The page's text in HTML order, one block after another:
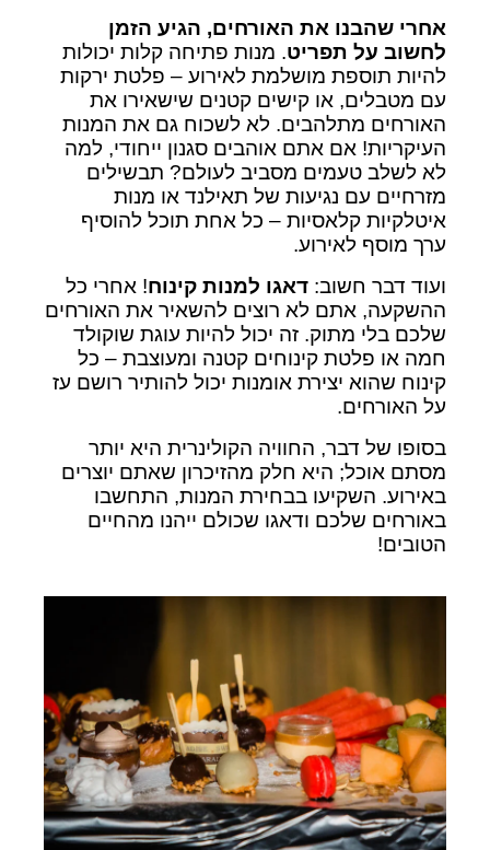
אחרי שהבנו את האורחים, הגיע הזמן
לחשוב על תפריט. מנות פתיחה קלות יכולות
להיות תוספת מושלמת לאירוע – פלטת ירקות
עם מטבלים, או קישים קטנים שישאירו את
האורחים מתלהבים. לא לשכוח גם את המנות
העיקריות! אם אתם אוהבים סגנון ייחודי, למה
לא לשלב טעמים מסביב לעולם? תבשילים
מזרחיים עם נגיעות של תאילנד או מנות
איטלקיות קלאסיות – כל אחת תוכל להוסיף
ערך מוסף לאירוע.
ועוד דבר חשוב: דאגו למנות קינוח! אחרי כל
ההשקעה, אתם לא רוצים להשאיר את האורחים
שלכם בלי מתוק. זה יכול להיות עוגת שוקולד
חמה או פלטת קינוחים קטנה ומעוצבת – כל
קינוח שהוא יצירת אומנות יכול להותיר רושם עז
על האורחים.
בסופו של דבר, החוויה הקולינרית היא יותר
מסתם אוכל; היא חלק מהזיכרון שאתם יוצרים
באירוע. השקיעו בבחירת המנות, התחשבו
באורחים שלכם ודאגו שכולם ייהנו מהחיים
הטובים!